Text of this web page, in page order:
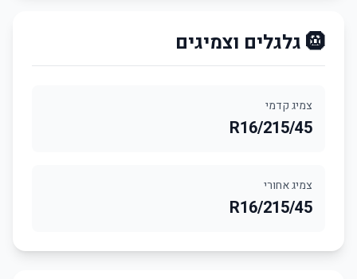
🛞 גלגלים וצמיגים
צמיג קדמי
215/45/R16
צמיג אחורי
215/45/R16